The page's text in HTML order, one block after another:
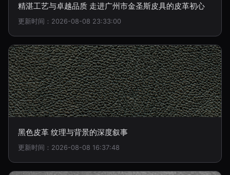
精湛工艺与卓越品质 走进广州市金圣斯皮具的皮革初心
更新时间：2026-08-08 23:33:00
黑色皮革 纹理与背景的深度叙事
更新时间：2026-08-08 16:37:48